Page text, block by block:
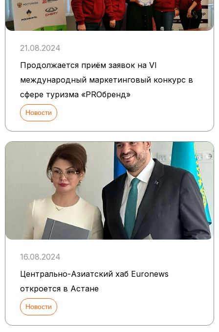
21.08.2024
Продолжается приём заявок на VI
международный маркетинговый конкурс в
сфере туризма «PROбренд»
Новости
16.08.2024
Центрально-Азиатский хаб Euronews
откроется в Астане
Новости